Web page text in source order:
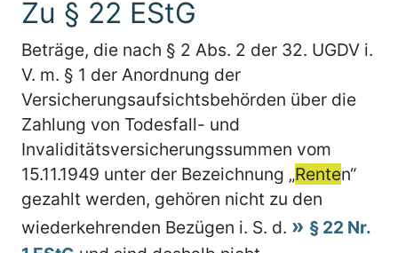
Zu § 22 EStG
Beträge, die nach § 2 Abs. 2 der 32. UGDV i.
V. m. § 1 der Anordnung der
Versicherungsaufsichtsbehörden über die
Zahlung von Todesfall- und
Invaliditätsversicherungssummen vom
15.11.1949 unter der Bezeichnung „Renten“
gezahlt werden, gehören nicht zu den
wiederkehrenden Bezügen i. S. d.
§ 22 Nr.